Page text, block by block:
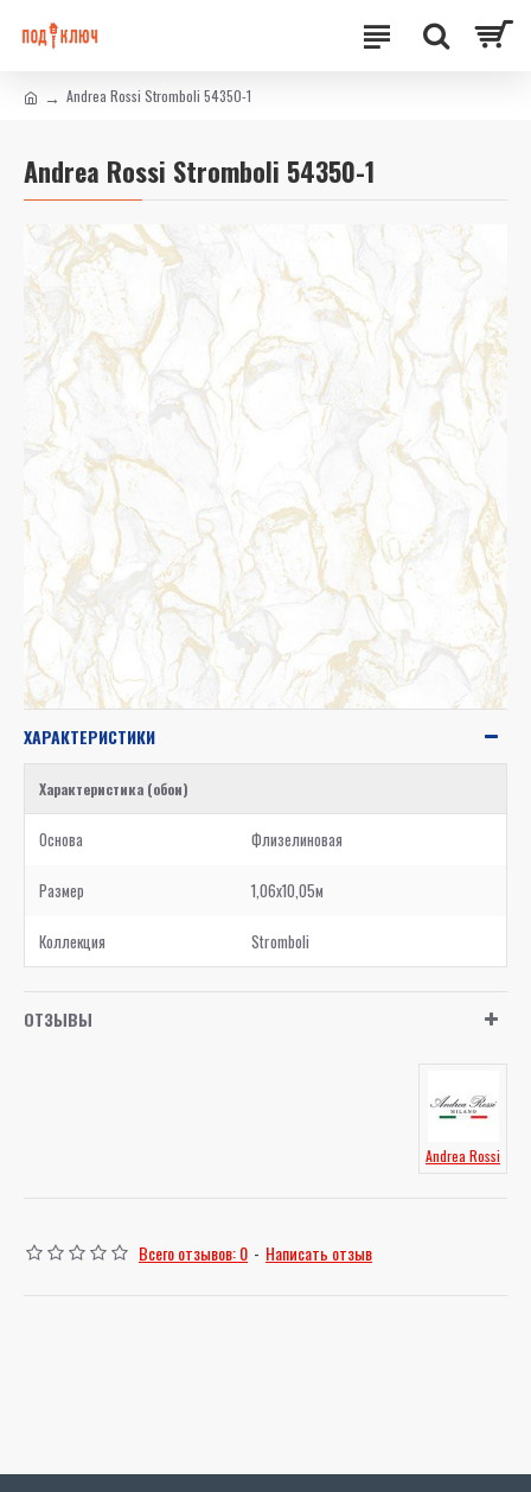
Andrea Rossi Stromboli 54350-1
Andrea Rossi Stromboli 54350-1
ХАРАКТЕРИСТИКИ
Характеристика (обои)
Основа Флизелиновая
Размер 1,06x10,05м
Коллекция Stromboli
ОТЗЫВЫ
Andrea Rossi
Всего отзывов: 0 - Написать отзыв